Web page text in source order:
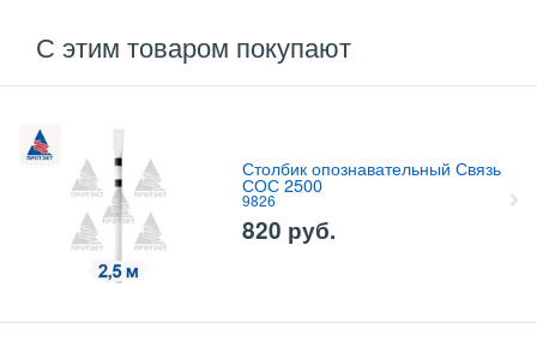
С этим товаром покупают
Столбик опознавательный Связь
СОС 2500
9826
820 руб.